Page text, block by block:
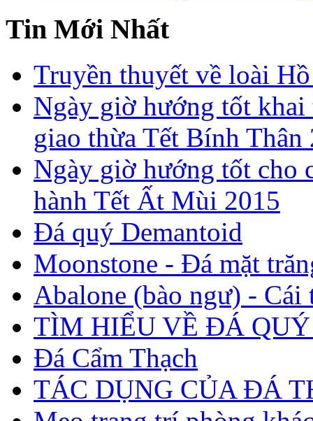
Tin Mới Nhất
Truyền thuyết về loài
Ngày giờ hướng tốt
giao thừa Tết Bính Thân
Ngày giờ hướng tốt cho
hành Tết Ất Mùi 2015
Đá quý Demantoid
Moonstone - Đá mặt
Abalone (bào ngư) - Cái
TÌM HIỂU VỀ ĐÁ QUÝ
Đá Cẩm Thạch
TÁC DỤNG CỦA ĐÁ